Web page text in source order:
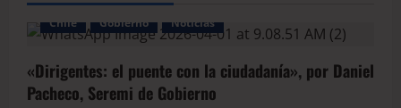
Chile Gobierno Noticias
«Dirigentes: el puente con la ciudadanía», por Daniel
Pacheco, Seremi de Gobierno